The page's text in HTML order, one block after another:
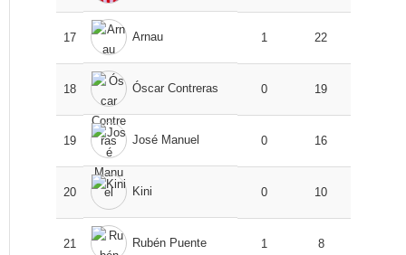
17 Arnau 1 22
18 Óscar Contreras 0 19
19 José Manuel 0 16
20 Kini 0 10
21 Rubén Puente 1 8